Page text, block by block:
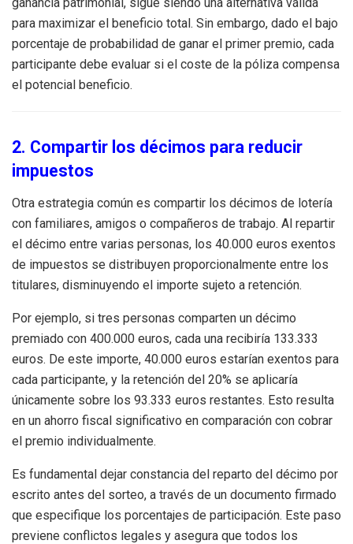
para maximizar el beneficio total. Sin embargo, dado el bajo
porcentaje de probabilidad de ganar el primer premio, cada
participante debe evaluar si el coste de la póliza compensa
el potencial beneficio.
2. Compartir los décimos para reducir
impuestos
Otra estrategia común es compartir los décimos de lotería
con familiares, amigos o compañeros de trabajo. Al repartir
el décimo entre varias personas, los 40.000 euros exentos
de impuestos se distribuyen proporcionalmente entre los
titulares, disminuyendo el importe sujeto a retención.
Por ejemplo, si tres personas comparten un décimo
premiado con 400.000 euros, cada una recibiría 133.333
euros. De este importe, 40.000 euros estarían exentos para
cada participante, y la retención del 20% se aplicaría
únicamente sobre los 93.333 euros restantes. Esto resulta
en un ahorro fiscal significativo en comparación con cobrar
el premio individualmente.
Es fundamental dejar constancia del reparto del décimo por
escrito antes del sorteo, a través de un documento firmado
que especifique los porcentajes de participación. Este paso
previene conflictos legales y asegura que todos los